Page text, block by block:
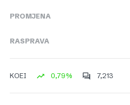
PROMJENA
RASPRAVA
KOEI 0,79% 7,213